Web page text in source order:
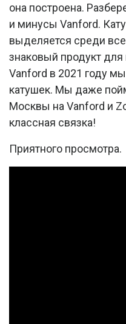
она построена.
и минусы Vanford.
выделяется среди
знаковый продукт для
Vanford в 2021 году
катушек. Мы даже
Москвы на Vanford и
классная связка!
Приятного просмотра.